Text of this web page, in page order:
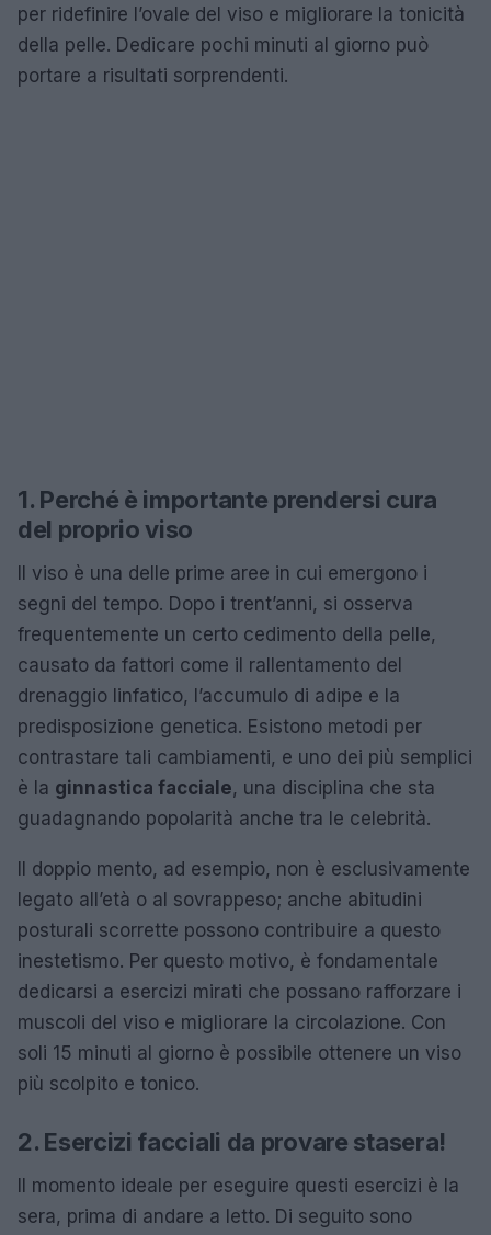
per ridefinire l’ovale del viso e migliorare la tonicità
della pelle. Dedicare pochi minuti al giorno può
portare a risultati sorprendenti.
1. Perché è importante prendersi cura
del proprio viso
Il viso è una delle prime aree in cui emergono i
segni del tempo. Dopo i trent’anni, si osserva
frequentemente un certo cedimento della pelle,
causato da fattori come il rallentamento del
drenaggio linfatico, l’accumulo di adipe e la
predisposizione genetica. Esistono metodi per
contrastare tali cambiamenti, e uno dei più semplici
è la ginnastica facciale, una disciplina che sta
guadagnando popolarità anche tra le celebrità.
Il doppio mento, ad esempio, non è esclusivamente
legato all’età o al sovrappeso; anche abitudini
posturali scorrette possono contribuire a questo
inestetismo. Per questo motivo, è fondamentale
dedicarsi a esercizi mirati che possano rafforzare i
muscoli del viso e migliorare la circolazione. Con
soli 15 minuti al giorno è possibile ottenere un viso
più scolpito e tonico.
2. Esercizi facciali da provare stasera!
Il momento ideale per eseguire questi esercizi è la
sera, prima di andare a letto. Di seguito sono